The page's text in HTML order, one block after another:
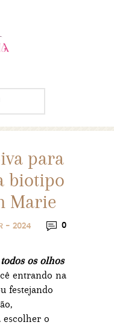
para
biotipo
Marie
- 2024 0
todos os olhos
entrando na
festejando
escolher o